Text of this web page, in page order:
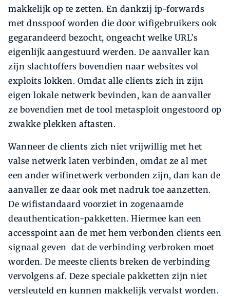
makkelijk op te zetten. En dankzij ip-forwards
met dnsspoof worden die door wifigebruikers ook
gegarandeerd bezocht, ongeacht welke URL’s
eigenlijk aangestuurd werden. De aanvaller kan
zijn slachtoffers bovendien naar websites vol
exploits lokken. Omdat alle clients zich in zijn
eigen lokale netwerk bevinden, kan de aanvaller
ze bovendien met de tool metasploit ongestoord op
zwakke plekken aftasten.
Wanneer de clients zich niet vrijwillig met het
valse netwerk laten verbinden, omdat ze al met
een ander wifinetwerk verbonden zijn, dan kan de
aanvaller ze daar ook met nadruk toe aanzetten.
De wifistandaard voorziet in zogenaamde
deauthentication-pakketten. Hiermee kan een
accesspoint aan de met hem verbonden clients een
signaal geven dat de verbinding verbroken moet
worden. De meeste clients breken de verbinding
vervolgens af. Deze speciale pakketten zijn niet
versleuteld en kunnen makkelijk vervalst worden.